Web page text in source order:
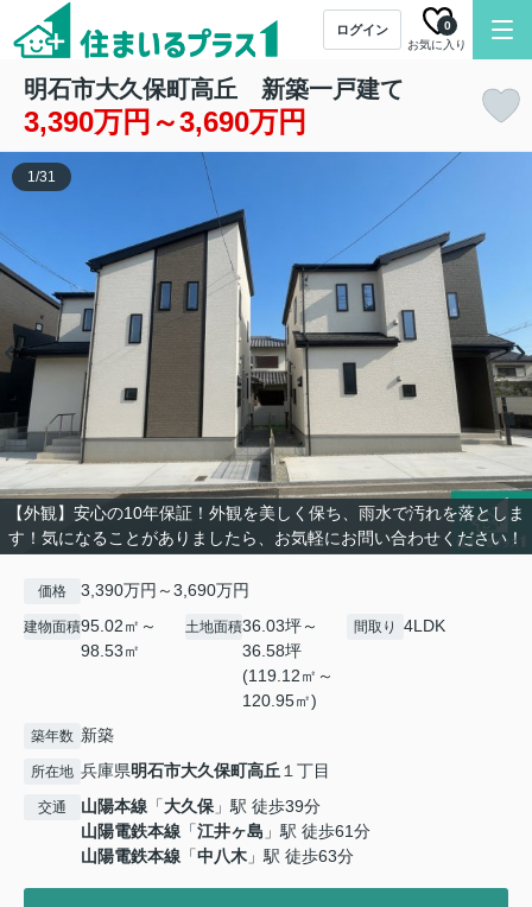
ログイン
お気に入り
0
明石市大久保町高丘 新築一戸建て
3,390万円～3,690万円
【外観】安心の10年保証！外観を美しく保ち、雨水で汚れを落としま
す！気になることがありましたら、お気軽にお問い合わせください！
1/31
価格 3,390万円～3,690万円
建物面積95.02㎡～
98.53㎡
土地面積36.03坪～
36.58坪
(119.12㎡～
120.95㎡)
間取り 4LDK
築年数 新築
所在地 兵庫県明石市大久保町高丘１丁目
交通 山陽本線 「大久保」駅 徒歩39分
山陽電鉄本線 「江井ヶ島 」駅 徒歩61分
山陽電鉄本線 「中八木 」駅 徒歩63分